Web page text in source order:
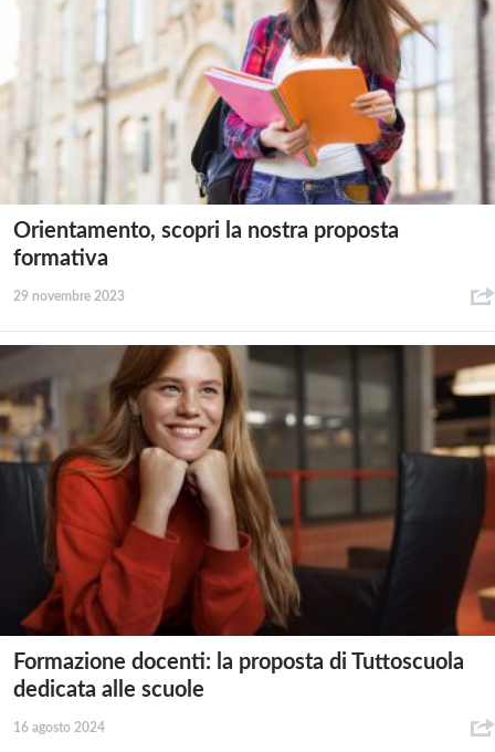
Orientamento, scopri la nostra proposta
formativa
29 novembre 2023
Formazione docenti: la proposta di Tuttoscuola
dedicata alle scuole
16 agosto 2024